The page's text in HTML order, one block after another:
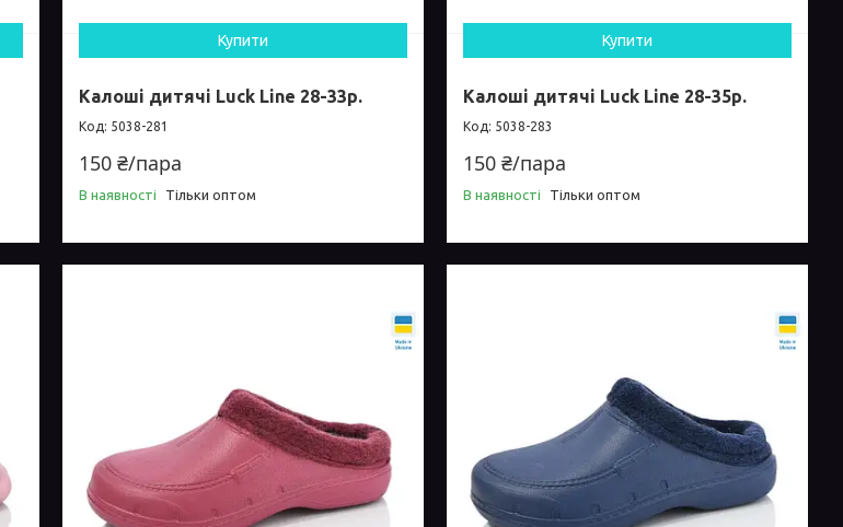
Купити
Калоші дитячі Luck Line 28-33р.
5038-281
150 ₴/пара
В наявності Тільки оптом
Купити
Калоші дитячі Luck Line 28-35р.
5038-283
150 ₴/пара
В наявності Тільки оптом